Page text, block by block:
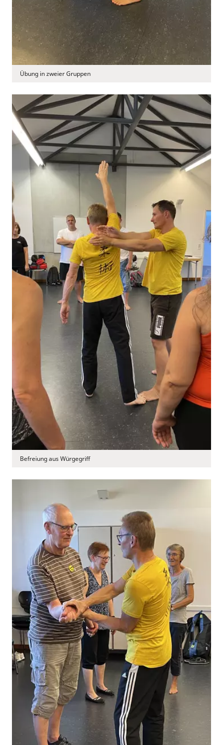
Übung in zweier Gruppen
Befreiung aus Würgegriff